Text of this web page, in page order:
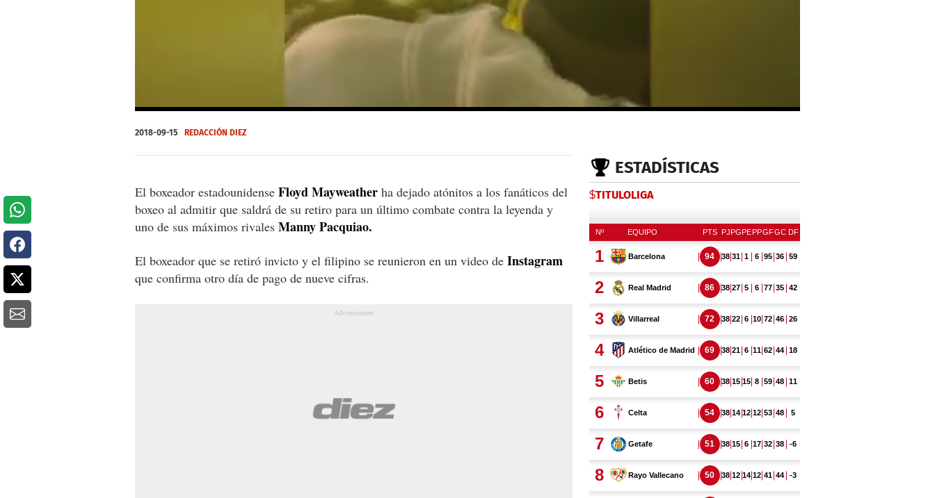
of
49
2018-09-15 REDACCIÓN DIEZ
El boxeador estadounidense Floyd Mayweather ha dejado atónitos a los fanáticos del
boxeo al admitir que saldrá de su retiro para un último combate contra la leyenda y
uno de sus máximos rivales Manny Pacquiao.
El boxeador que se retiró invicto y el filipino se reunieron en un video de Instagram
que confirma otro día de pago de nueve cifras.
ESTADÍSTICAS
$TITULOLIGA